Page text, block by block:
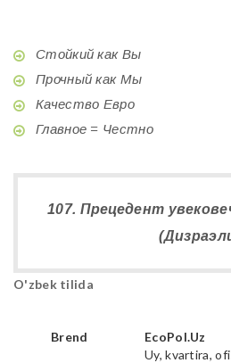
Стойкий как Вы
Прочный как Мы
Качество Евро
Главное = Честно
107. Прецедент
O'zbek tilida
Brend EcoPol.Uz
Uy, kvartira,